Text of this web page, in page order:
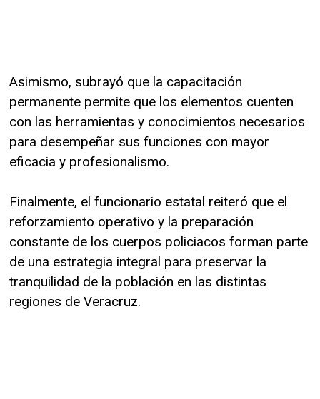
Asimismo, subrayó que la capacitación
permanente permite que los elementos cuenten
con las herramientas y conocimientos necesarios
para desempeñar sus funciones con mayor
eficacia y profesionalismo.
Finalmente, el funcionario estatal reiteró que el
reforzamiento operativo y la preparación
constante de los cuerpos policiacos forman parte
de una estrategia integral para preservar la
tranquilidad de la población en las distintas
regiones de Veracruz.